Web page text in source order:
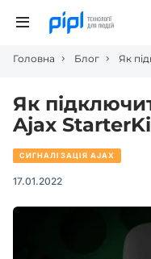
Головна Блог Як
Як
Ajax
СИГНАЛІЗАЦІЯ AJAX
17.01.2022